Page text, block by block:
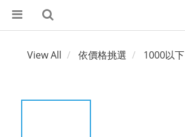
View All 依價格挑選 1000以下